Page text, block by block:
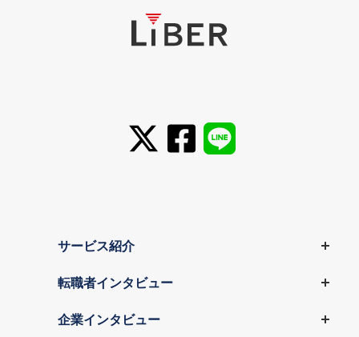
サービス紹介
転職者インタビュー
企業インタビュー